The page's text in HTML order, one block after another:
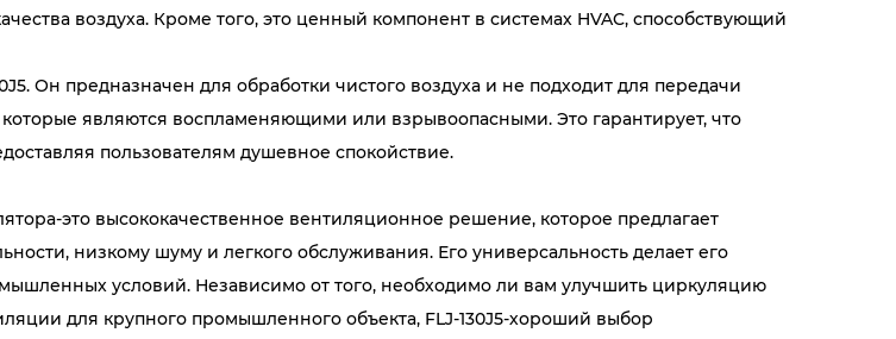
воздуха. Кроме того, это ценный компонент в системах HVAC, способствующий
Он предназначен для обработки чистого воздуха и не подходит для передачи
являются воспламеняющими или взрывоопасными. Это гарантирует, что
пользователям душевное спокойствие.
это высококачественное вентиляционное решение, которое предлагает
низкому шуму и легкого обслуживания. Его универсальность делает его
условий. Независимо от того, необходимо ли вам улучшить циркуляцию
для крупного промышленного объекта, FLJ-130J5-хороший выбор